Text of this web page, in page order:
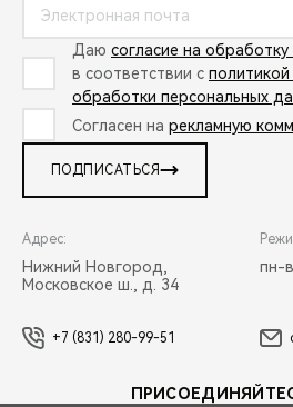
Даю согласие на
в соответствии с
обработки персональных
Согласен на рекламную
ПОДПИСАТЬСЯ
Адрес:
Нижний Новгород,
Московское ш., д. 34
пн-
+7 (831) 280-99-51